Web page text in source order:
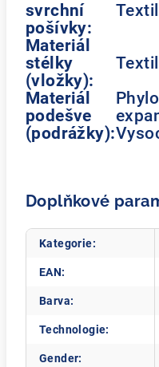
svrchní
pošívky:
Textil
Materiál
stélky
(vložky):
Textil
Materiál
podešve
(podrážky):
Doplňkové
Kategorie:
EAN:
Barva:
Technologie:
Gender: